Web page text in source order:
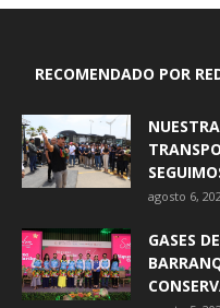
RECOMENDADO POR
agosto 6,
GASES